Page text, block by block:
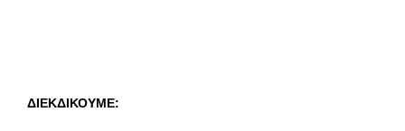
ΔΙΕΚΔΙΚΟΥΜΕ: